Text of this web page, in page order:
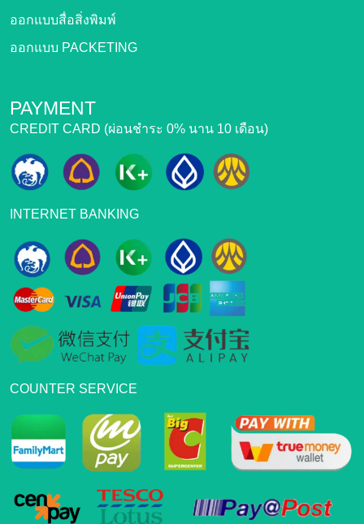
ออกแบบสื่อสิ่งพิมพ์
ออกแบบ PACKETING
PAYMENT
CREDIT CARD (ผ่อนชำระ 0% นาน 10 เดือน)
INTERNET BANKING
COUNTER SERVICE